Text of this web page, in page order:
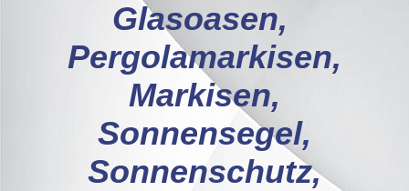
Glasoasen,
Pergolamarkisen,
Markisen,
Sonnensegel,
Sonnenschutz,